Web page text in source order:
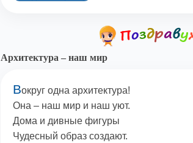
Архитектура – наш мир
Вокруг одна архитектура!
Она – наш мир и наш уют.
Дома и дивные фигуры
Чудесный образ создают.